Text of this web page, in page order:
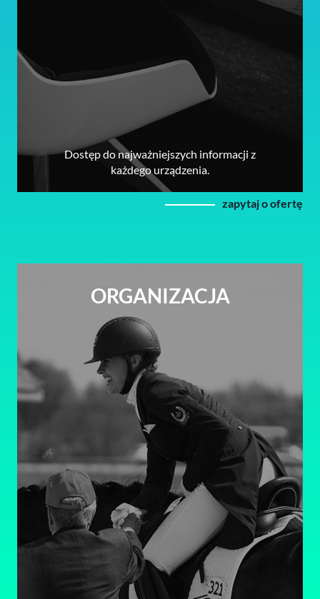
Dostęp do najważniejszych informacji z
każdego urządzenia.
zapytaj o ofertę
ORGANIZACJA